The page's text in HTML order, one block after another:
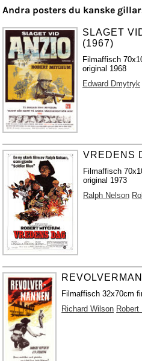
Andra posters du kanske
SLAGET
(1967)
Filmaffisch
original 1968
Edward Dmytryk
VREDENS
Filmaffisch
original 1973
Ralph Nelson
Filmaffisch 32x70cm
Richard Wilson Robert